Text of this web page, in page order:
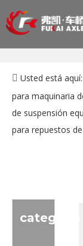
Usted está aquí:
para maquinaria
de suspensión
para repuestos
categoria